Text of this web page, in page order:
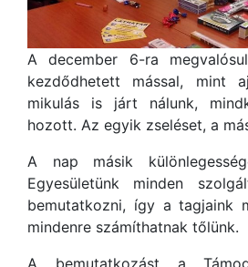
A december 6-ra
kezdődhetett mással, mint
mikulás is járt nálunk,
hozott. Az egyik zseléset, a
A nap másik
Egyesületünk minden
bemutatkozni, így a tagjaink
mindenre számíthatnak tőlünk.
A bemutatkozást a